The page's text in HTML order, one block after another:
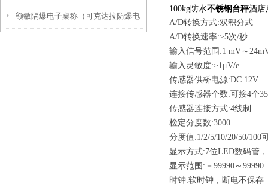
额敏隔爆电子桌称（可克达拉防爆电
100kg防水不锈钢台秤酒
A/D转换方式:双积分式
A/D转换速率:≥5次/秒
输入信号范围:1 mV～
输入灵敏度:≥1μV/e
传感器供桥电源:DC 12V
连接传感器个数:可接4个
传感器连接方式:4线制
检定分度数:3000
分度值:1/2/5/10/20/50/100
显示方式:7位LED数码管
显示范围:－99990～99990
时钟:软时钟，断电不保存